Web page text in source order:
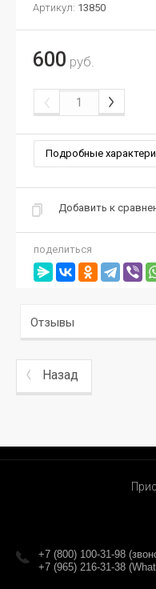
Артикул: 13850
600 руб.
Подробные
Добавить к
поделиться
Отзывы
Назад
+7 (800) 100-31-98
+7 (965) 216-31-38